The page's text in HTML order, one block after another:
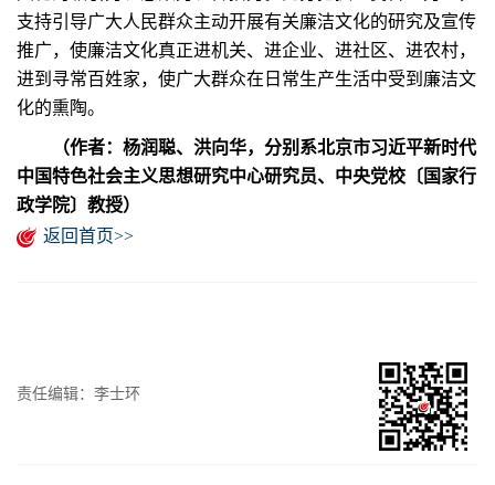
支持引导广大人民群众主动开展有关廉洁文化的研究及宣传
推广，使廉洁文化真正进机关、进企业、进社区、进农村，
进到寻常百姓家，使广大群众在日常生产生活中受到廉洁文
化的熏陶。
（作者：杨润聪、洪向华，分别系北京市习近平新时代
中国特色社会主义思想研究中心研究员、中央党校〔国家行
政学院〕教授）
返回首页>>
责任编辑：李士环